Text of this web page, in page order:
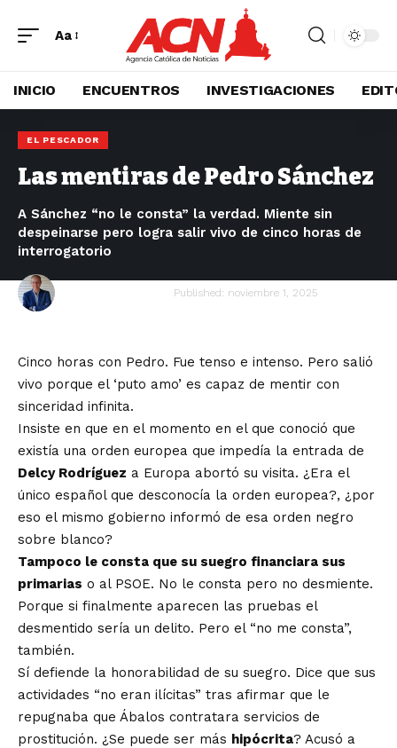
Aa
INICIO ENCUENTROS INVESTIGACIONES
EL PESCADOR
Las mentiras de Pedro Sánchez
A Sánchez “no le consta” la verdad. Miente sin
despeinarse pero logra salir vivo de cinco horas de
interrogatorio
Luis Losada Pescador Published: noviembre 1, 2025
Cinco horas con Pedro. Fue tenso e intenso. Pero salió
vivo porque el ‘puto amo’ es capaz de mentir con
sinceridad infinita.
Insiste en que en el momento en el que conoció que
existía una orden europea que impedía la entrada de
Delcy Rodríguez a Europa abortó su visita. ¿Era el
único español que desconocía la orden europea?, ¿por
eso el mismo gobierno informó de esa orden negro
sobre blanco?
Tampoco le consta que su suegro financiara sus
primarias o al PSOE. No le consta pero no desmiente.
Porque si finalmente aparecen las pruebas el
desmentido sería un delito. Pero el “no me consta”,
también.
Sí defiende la honorabilidad de su suegro. Dice que sus
actividades “no eran ilícitas” tras afirmar que le
repugnaba que Ábalos contratara servicios de
prostitución. ¿Se puede ser más hipócrita? Acusó a